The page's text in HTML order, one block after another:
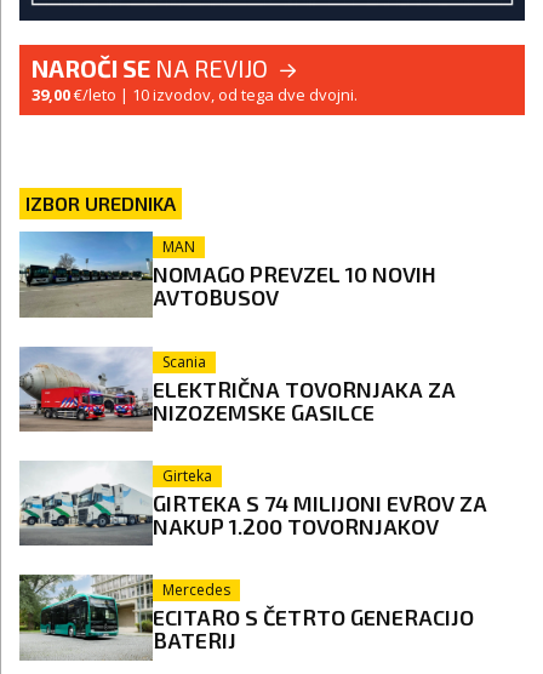
NAROČI SE NA REVIJO
39,00€/leto | 10 izvodov, od tega dve dvojni.
IZBOR UREDNIKA
MAN
NOMAGO PREVZEL 10 NOVIH
AVTOBUSOV
Scania
ELEKTRIČNA TOVORNJAKA ZA
NIZOZEMSKE GASILCE
Girteka
GIRTEKA S 74 MILIJONI EVROV ZA
NAKUP 1.200 TOVORNJAKOV
Mercedes
ECITARO S ČETRTO GENERACIJO
BATERIJ